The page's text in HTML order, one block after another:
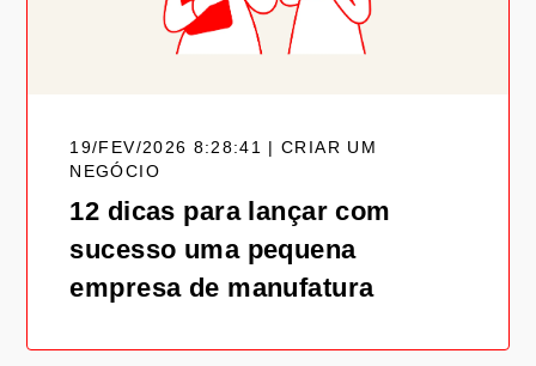
19/FEV/2026 8:28:41 | CRIAR UM
NEGÓCIO
12 dicas para lançar com
sucesso uma pequena
empresa de manufatura